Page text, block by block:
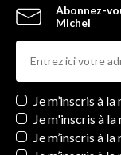
Abonnez-
Michel
Newsletters
Je m’inscris à
Je m'inscris à
Je m’inscris à